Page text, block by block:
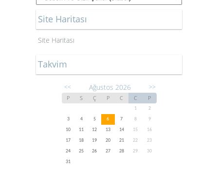
Site Haritası
Site Haritası
Takvim
<< Ağustos 2026 >>
P S Ç P C C P
1
2
3
4 5 6 7 8
9
10
11 12 13 14 15
16
17
18 19 20 21 22
23
24
25 26 27 28 29
30
31